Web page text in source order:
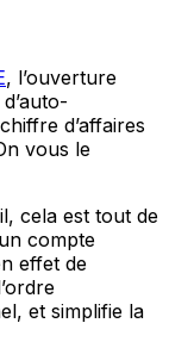
, l’ouverture
d’affaires
vous le
cela est tout de
compte
effet de
et simplifie la